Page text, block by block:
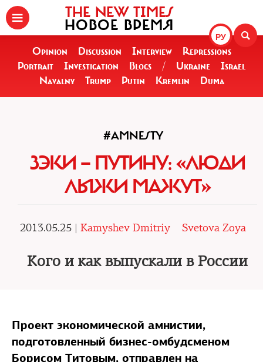
РУ
THE NEW TIMES
НОВОЕ ВРЕМЯ
Opinion Discussion Interview
Repressions
Portrait
Investigation Blogs / Ukraine
Israel
Navalny
Trump Putin Kremlin Duma
#AMNESTY
ЗЭКИ — ПУТИНУ: «ЛЮДИ
ЛЫЖИ МАЖУТ»
2013.05.25 | Kamyshev Dmitriy Svetova Zoya
Кого и как выпускали в России
Проект экономической амнистии,
подготовленный бизнес-омбудсменом
Борисом Титовым, отправлен на